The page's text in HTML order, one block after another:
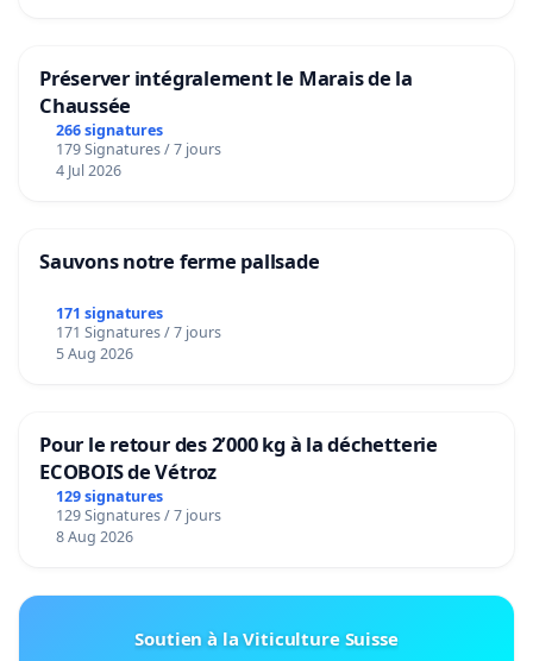
Préserver intégralement le Marais de la
Chaussée
266 signatures
179 Signatures / 7 jours
4 Jul 2026
Sauvons notre ferme pallsade
171 signatures
171 Signatures / 7 jours
5 Aug 2026
Pour le retour des 2’000 kg à la déchetterie
ECOBOIS de Vétroz
129 signatures
129 Signatures / 7 jours
8 Aug 2026
Soutien à la Viticulture Suisse